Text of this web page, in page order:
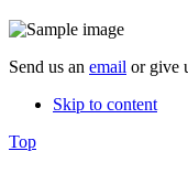
Send us an email or give
Skip to content
Top